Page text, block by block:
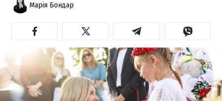
Марія Бондар